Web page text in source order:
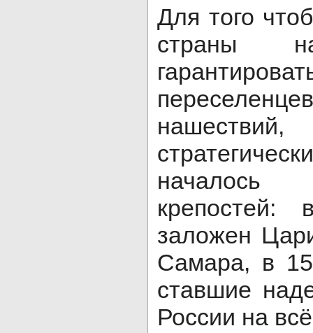
Для того
страны
началось
заложен
Самара, в
ставшие
России на